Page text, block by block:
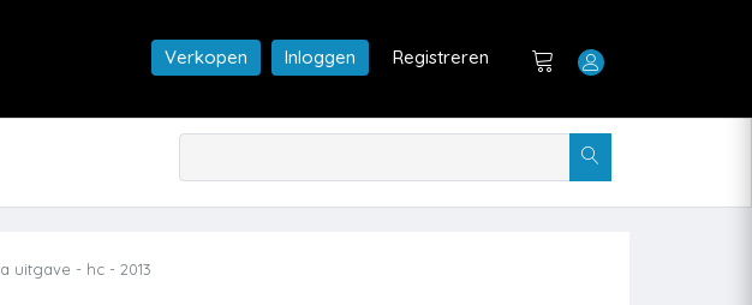
Verkopen Inloggen Registreren
uitgave - hc - 2013